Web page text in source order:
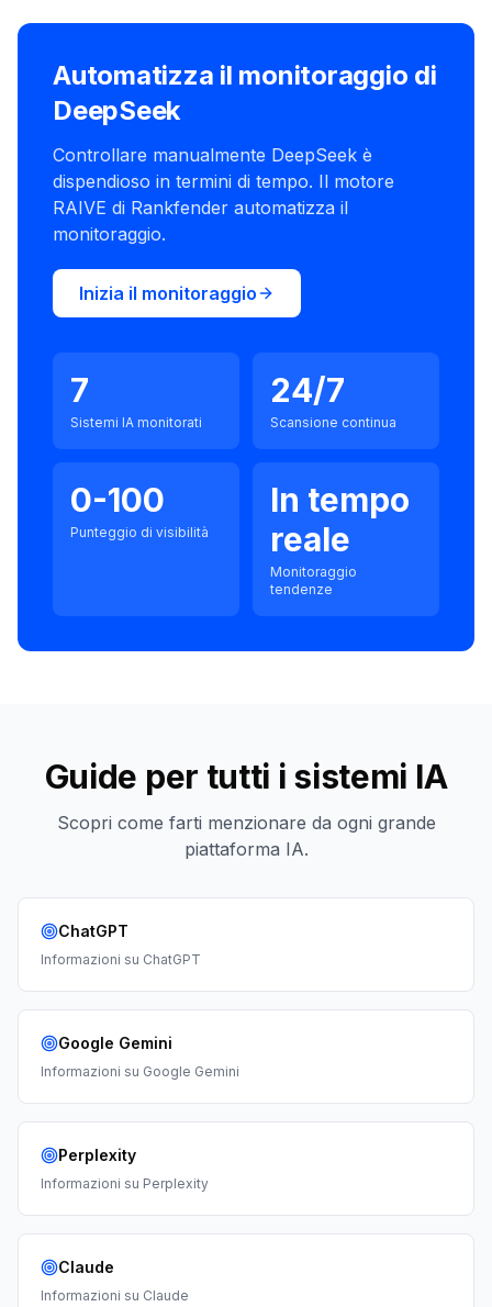
Automatizza il monitoraggio di
DeepSeek
Controllare manualmente DeepSeek è
dispendioso in termini di tempo. Il motore
RAIVE di Rankfender automatizza il
monitoraggio.
Inizia il monitoraggio
7
Sistemi IA monitorati
24/7
Scansione continua
0-100
Punteggio di visibilità
In tempo
reale
Monitoraggio
tendenze
Guide per tutti i sistemi IA
Scopri come farti menzionare da ogni grande
piattaforma IA.
ChatGPT
Informazioni su ChatGPT
Google Gemini
Informazioni su Google Gemini
Perplexity
Informazioni su Perplexity
Claude
Informazioni su Claude